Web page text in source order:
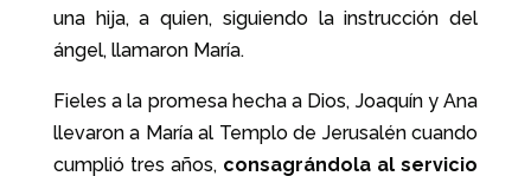
una hija, a quien, siguiendo la instrucción del
ángel, llamaron María.
Fieles a la promesa hecha a Dios, Joaquín y Ana
llevaron a María al Templo de Jerusalén cuando
cumplió tres años, consagrándola al servicio